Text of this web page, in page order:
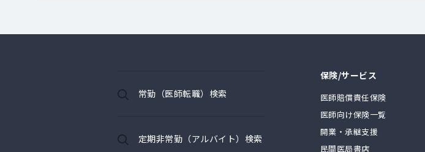
常勤（医師転職）検索
定期非常勤（アルバイト）検索
保険/サービス
医師賠償責任保険
医師向け保険一覧
開業・承継支援
民間医局書店